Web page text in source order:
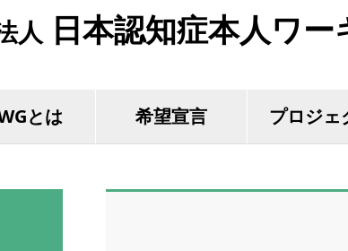
人 日本認知症本人ワ
とは 希望宣言 プロジェ